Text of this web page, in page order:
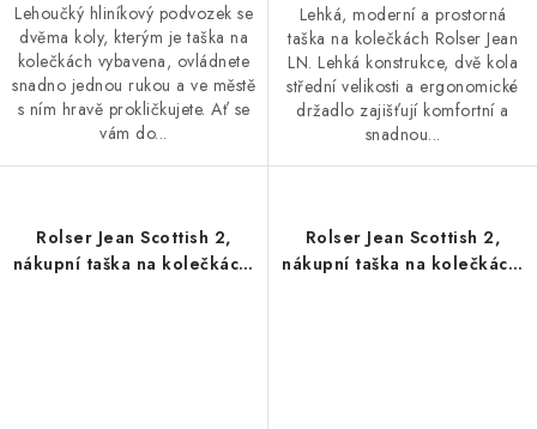
Lehoučký hliníkový podvozek se
dvěma koly, kterým je taška na
kolečkách vybavena, ovládnete
snadno jednou rukou a ve městě
s ním hravě prokličkujete. Ať se
vám do...
Lehká, moderní a prostorná
taška na kolečkách Rolser Jean
LN. Lehká konstrukce, dvě kola
střední velikosti a ergonomické
držadlo zajišťují komfortní a
snadnou...
Rolser Jean Scottish 2,
nákupní taška na kolečkách,
Rolser Jean Scottish 2,
nákupní taška na kolečkách,